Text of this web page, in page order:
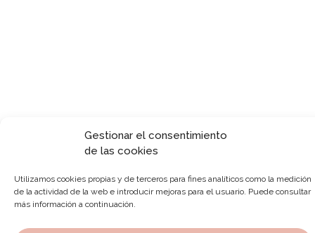
Gestionar el consentimiento
de las cookies
Utilizamos cookies propias y de terceros para fines analíticos como la medición
de la actividad de la web e introducir mejoras para el usuario. Puede consultar
más información a continuación.